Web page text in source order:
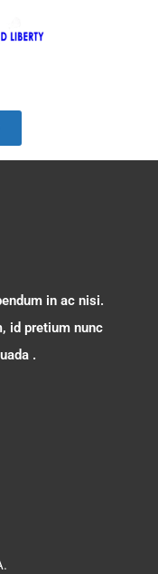
in ac nisi.
id pretium nunc
.